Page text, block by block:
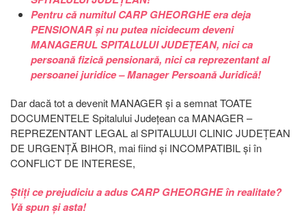
Pentru că numitul CARP GHEORGHE era deja
PENSIONAR și nu putea nicidecum deveni
MANAGERUL SPITALULUI JUDEȚEAN, nici ca
persoană fizică pensionară, nici ca reprezentant al
persoanei juridice – Manager Persoană Juridică!
Dar dacă tot a devenit MANAGER și a semnat TOATE
DOCUMENTELE Spitalului Județean ca MANAGER –
REPREZENTANT LEGAL al SPITALULUI CLINIC JUDEȚEAN
DE URGENȚĂ BIHOR, mai fiind și INCOMPATIBIL și în
CONFLICT DE INTERESE,
Știți ce prejudiciu a adus CARP GHEORGHE în realitate?
Vă spun și asta!